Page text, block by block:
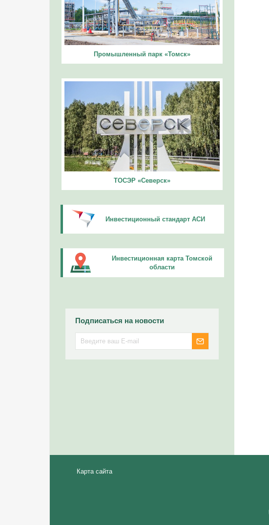
Промышленный парк «Томск»
ТОСЭР «Северск»
Инвестиционный стандарт АСИ
Инвестиционная карта Томской
области
Подписаться на новости
Карта сайта